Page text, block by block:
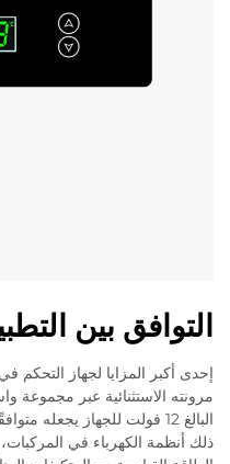
التوافق بين
مرونته الاستثنائية عبر مجموعة
البالغ 12 فولت للجهاز
ذلك أنظمة الكهرباء في